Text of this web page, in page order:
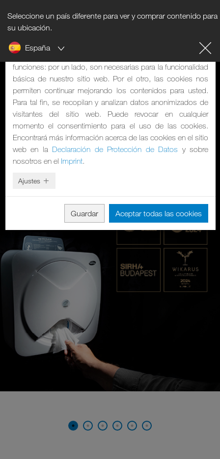
Seleccione un país diferente para ver y comprar contenido para
su ubicación.
España
Nota sobre cookies
Nuestra página web utiliza cookies, que tienen dos
funciones: por un lado, son necesarias para la funcionalidad
básica de nuestro sitio web. Por el otro, las cookies nos
permiten continuar mejorando los contenidos para usted.
Para tal fin, se recopilan y analizan datos anonimizados de
visitantes del sitio web. Puede revocar en cualquier
momento el consentimiento para el uso de las cookies.
Encontrará más información acerca de las cookies en el sitio
web en la Declaración de Protección de Datos y sobre
nosotros en el Imprint.
Ajustes
Guardar Aceptar todas las cookies